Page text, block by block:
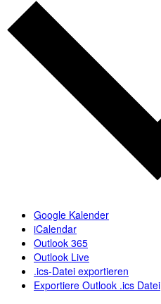
Google Kalender
iCalendar
Outlook 365
Outlook Live
.ics-Datei exportieren
Exportiere Outlook .ics Datei